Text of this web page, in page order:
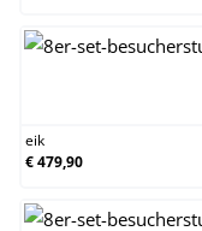
eik
€ 479,90